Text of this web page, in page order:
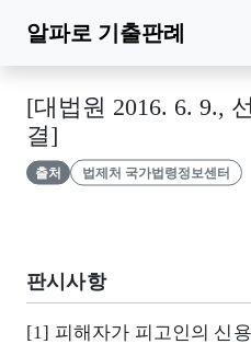
알파로 기출판례
[대법원 2016. 6. 9.,
결]
출처 법제처 국가법령정보센터
판시사항
[1] 피해자가 피고인의 신